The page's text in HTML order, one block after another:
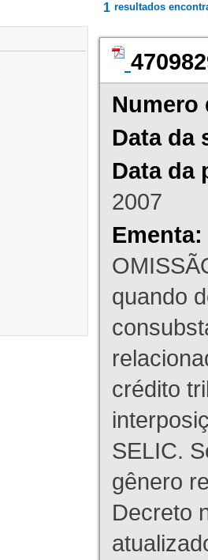
1 resultados
Numero
Data da
Data da
2007
Ementa:
quando
crédito
SELIC.
gênero
Decreto